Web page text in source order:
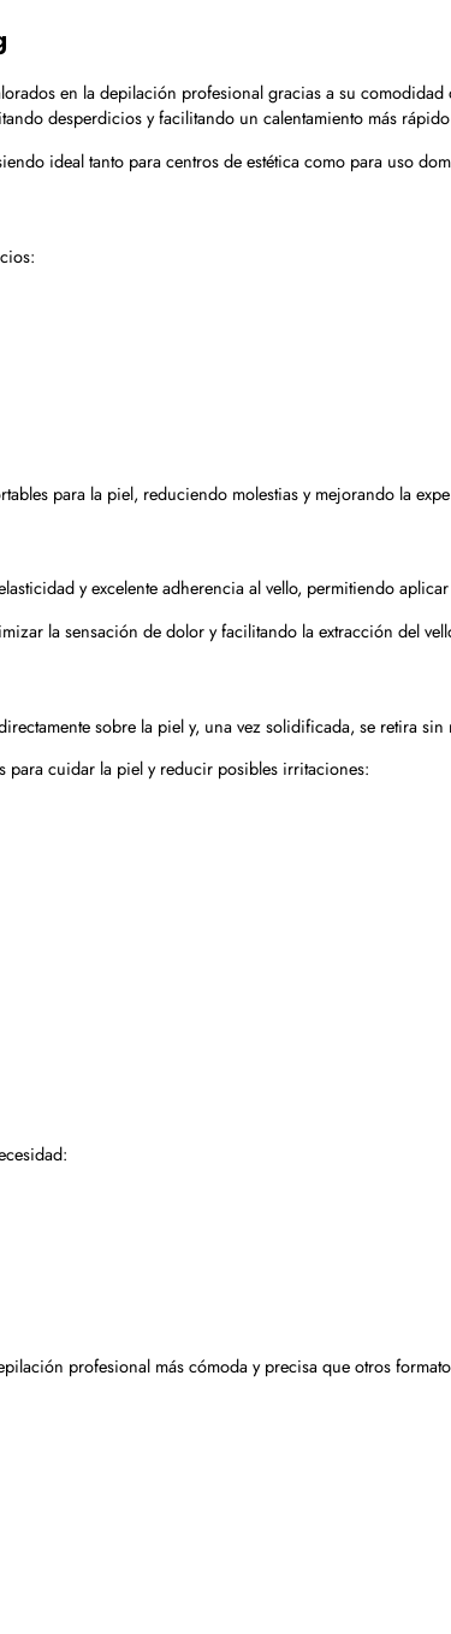
en la depilación profesional gracias a su
desperdicios y facilitando un calentamiento más
ideal tanto para centros de estética como para uso
para la piel, reduciendo molestias y mejorando la
y excelente adherencia al vello, permitiendo
la sensación de dolor y facilitando la extracción del
sobre la piel y, una vez solidificada, se retira
para cuidar la piel y reducir posibles irritaciones:
profesional más cómoda y precisa que otros